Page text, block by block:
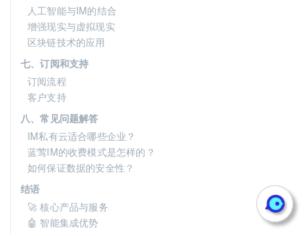
人工智能与IM的结合
增强现实与虚拟现实
区块链技术的应用
七、订阅和支持
订阅流程
客户支持
八、常见问题解答
IM私有云适合哪些企业？
蓝莺IM的收费模式是怎样的？
如何保证数据的安全性？
结语
🚀 核心产品与服务
🤖 智能集成优势